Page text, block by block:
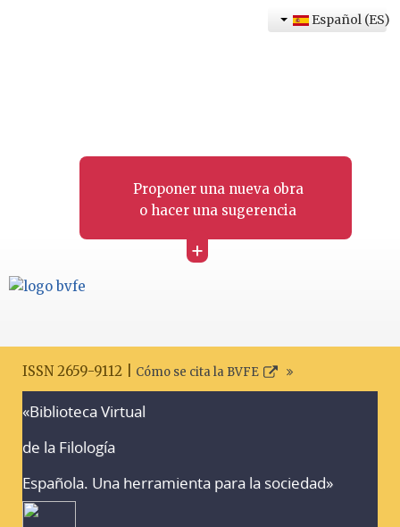
Proponer una nueva obra
o hacer una sugerencia
+
Español (ES)
ISSN 2659-9112 | Cómo se cita la BVFE
«Biblioteca Virtual
de la Filología
Española. Una herramienta para la sociedad»